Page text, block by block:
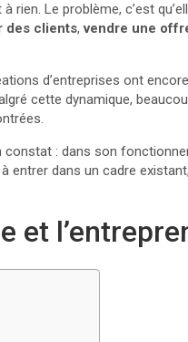
rien. Le problème, c’est
des clients,vendre une
d’entreprises ont
cette dynamique,
: dans son
entrer dans un cadre
et